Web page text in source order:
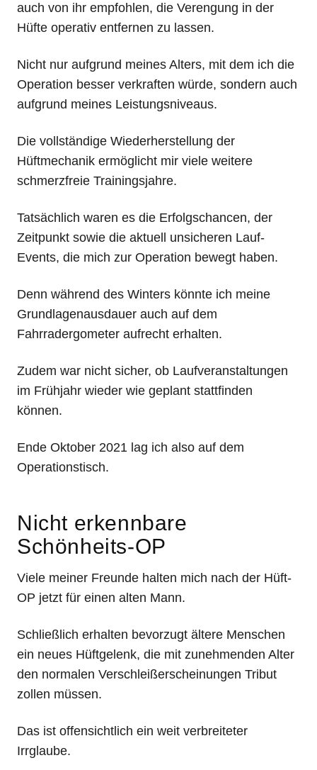
auch von ihr empfohlen, die Verengung in der
Hüfte operativ entfernen zu lassen.
Nicht nur aufgrund meines Alters, mit dem ich die
Operation besser verkraften würde, sondern auch
aufgrund meines Leistungsniveaus.
Die vollständige Wiederherstellung der
Hüftmechanik ermöglicht mir viele weitere
schmerzfreie Trainingsjahre.
Tatsächlich waren es die Erfolgschancen, der
Zeitpunkt sowie die aktuell unsicheren Lauf-
Events, die mich zur Operation bewegt haben.
Denn während des Winters könnte ich meine
Grundlagenausdauer auch auf dem
Fahrradergometer aufrecht erhalten.
Zudem war nicht sicher, ob Laufveranstaltungen
im Frühjahr wieder wie geplant stattfinden
können.
Ende Oktober 2021 lag ich also auf dem
Operationstisch.
Nicht erkennbare
Schönheits-OP
Viele meiner Freunde halten mich nach der Hüft-
OP jetzt für einen alten Mann.
Schließlich erhalten bevorzugt ältere Menschen
ein neues Hüftgelenk, die mit zunehmenden Alter
den normalen Verschleißerscheinungen Tribut
zollen müssen.
Das ist offensichtlich ein weit verbreiteter
Irrglaube.